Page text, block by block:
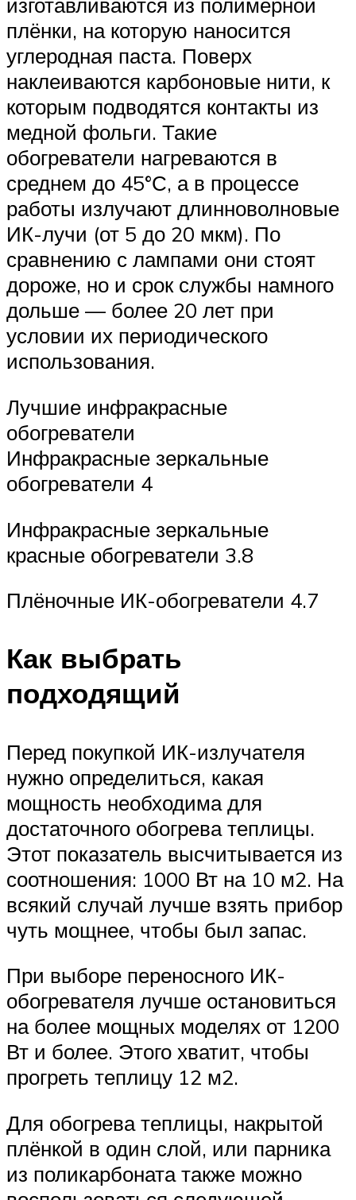
плёнки, на которую наносится
углеродная паста. Поверх
наклеиваются карбоновые нити, к
которым подводятся контакты из
медной фольги. Такие
обогреватели нагреваются в
среднем до 45°С, а в процессе
работы излучают длинноволновые
ИК-лучи (от 5 до 20 мкм). По
сравнению с лампами они стоят
дороже, но и срок службы намного
дольше — более 20 лет при
условии их периодического
использования.
Лучшие инфракрасные
обогреватели
Инфракрасные зеркальные
обогреватели 4
Инфракрасные зеркальные
красные обогреватели 3.8
Плёночные ИК-обогреватели 4.7
Как выбрать
подходящий
Перед покупкой ИК-излучателя
нужно определиться, какая
мощность необходима для
достаточного обогрева теплицы.
Этот показатель высчитывается из
соотношения: 1000 Вт на 10 м2. На
всякий случай лучше взять прибор
чуть мощнее, чтобы был запас.
При выборе переносного ИК-
обогревателя лучше остановиться
на более мощных моделях от 1200
Вт и более. Этого хватит, чтобы
прогреть теплицу 12 м2.
Для обогрева теплицы, накрытой
плёнкой в один слой, или парника
из поликарбоната также можно